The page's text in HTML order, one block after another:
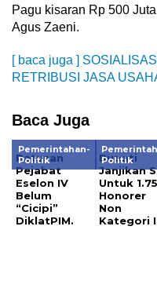
Pagu kisaran Rp 500
Agus Zaeni.
[ baca juga ]
RETRIBUSI JASA
Baca Juga
Pemerintahan-
Politik
Ratusan
Pejabat
Eselon IV
Belum
“Cicipi”
DiklatPIM.
Politik
Bupati
Janjikan
Untuk
Honorer
Non
Kategori